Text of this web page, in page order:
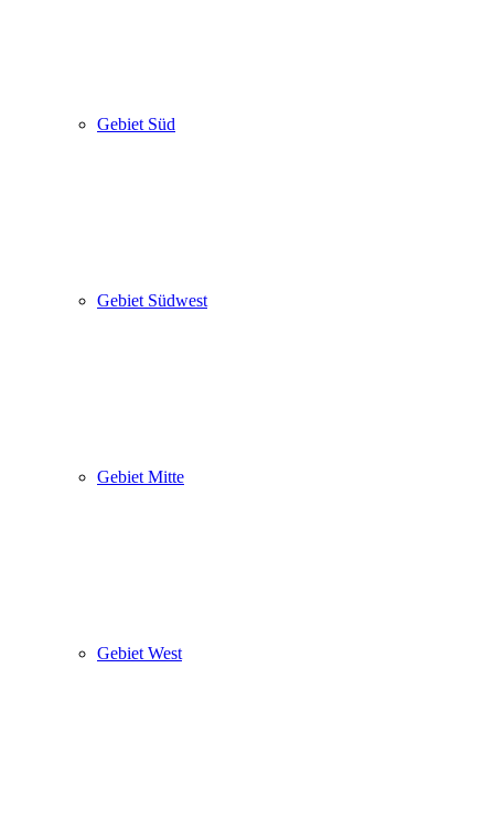
Gebiet Süd
Gebiet Südwest
Gebiet Mitte
Gebiet West